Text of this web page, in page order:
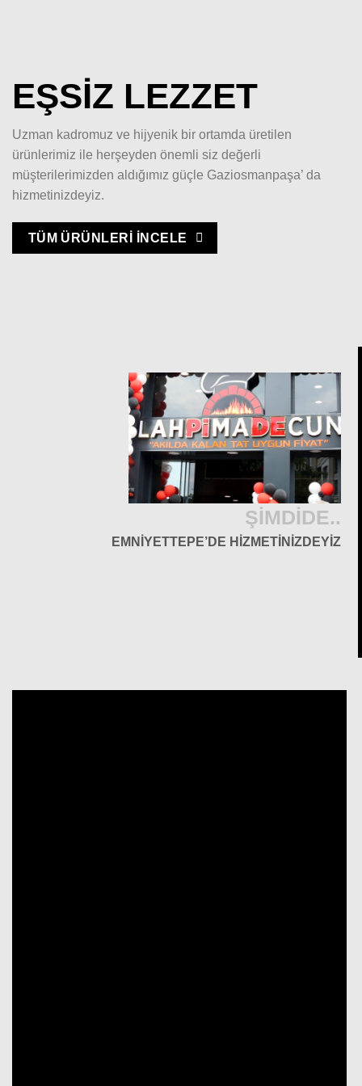
EŞSİZ LEZZET
Uzman kadromuz ve hijyenik bir ortamda üretilen
ürünlerimiz ile herşeyden önemli siz değerli
müşterilerimizden aldığımız güçle Gaziosmanpaşa’ da
hizmetinizdeyiz.
TÜM ÜRÜNLERİ İNCELE
ŞİMDİDE..
EMNİYETTEPE’DE HİZMETİNİZDEYİZ